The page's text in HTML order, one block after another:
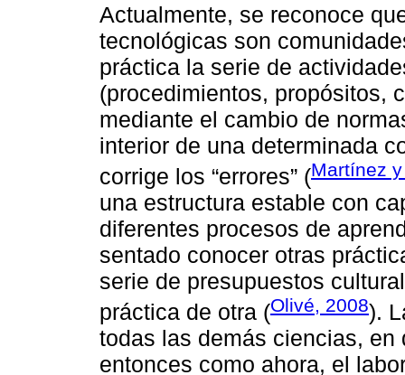
Actualmente, se reconoce
tecnológicas son
práctica la serie de
(procedimientos, propósitos,
mediante el cambio de
interior de una determinada
corrige los “errores” (Martínez
una estructura estable con
diferentes procesos de
sentado conocer otras
serie de presupuestos
práctica de otra (Olivé, 2008).
todas las demás ciencias, en
entonces como ahora, el